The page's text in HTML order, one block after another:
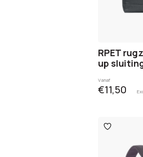
RPET
up
Vanaf
€11,50
Toevoegen
aan